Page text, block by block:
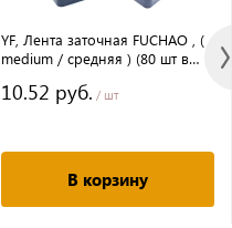
YF, Лента заточная FUCHAO , (
medium / средняя ) (80 шт в
10.52 руб. / шт
В корзину